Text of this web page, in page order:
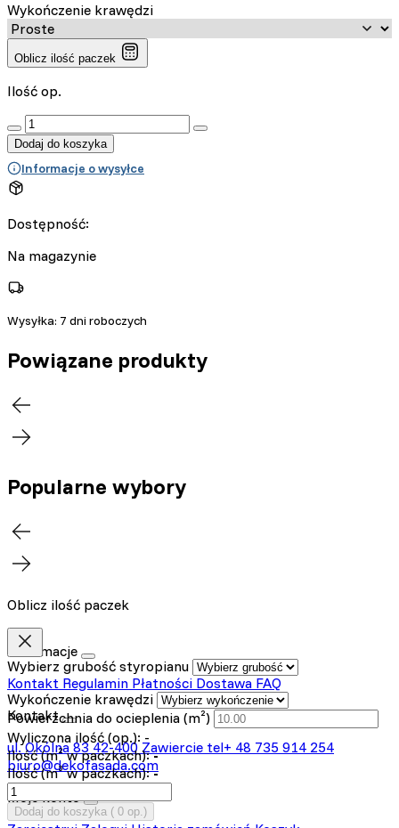
Wykończenie krawędzi
Oblicz ilość paczek
Ilość op.
:product_name quantity
Dodaj do koszyka
Informacje o wysyłce
Dostępność:
Na magazynie
Wysyłka: 7 dni roboczych
Powiązane produkty
Popularne wybory
Oblicz ilość paczek
Wybierz grubość styropianu
Wykończenie krawędzi
Powierzchnia do ocieplenia (m²)
Wyliczona ilość (op.): -
Ilość (m² w paczkach): -
Ilość (m³ w paczkach): -
Dodaj do koszyka ( 0 op.)
Informacje
Kontakt Regulamin Płatności Dostawa FAQ
Kontakt
ul. Okólna 8342-400 Zawiercie tel+ 48 735 914 254
biuro@dekofasada.com
Moje konto